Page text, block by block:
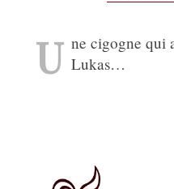
U ne cigogne qui
Lukas…